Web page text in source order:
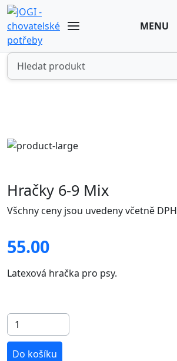
MENU
Hračky 6-9 Mix
Všchny ceny jsou uvedeny včetně DPH
55.00
Latexová hračka pro psy.
Do košíku